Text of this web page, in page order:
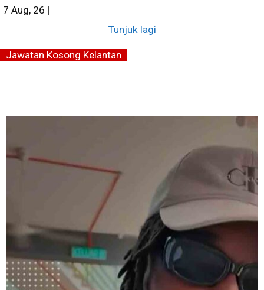
7 Aug, 26 |
Tunjuk lagi
Jawatan Kosong Kelantan